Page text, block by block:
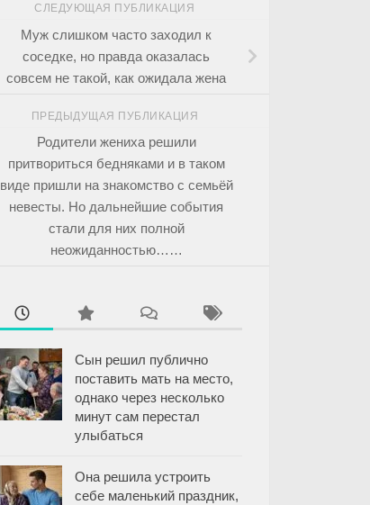
СЛЕДУЮЩАЯ ПУБЛИКАЦИЯ
Муж слишком часто заходил к
соседке, но правда оказалась
совсем не такой, как ожидала жена
ПРЕДЫДУЩАЯ ПУБЛИКАЦИЯ
Родители жениха решили
притвориться бедняками и в таком
виде пришли на знакомство с семьёй
невесты. Но дальнейшие события
стали для них полной
неожиданностью……
Сын решил публично
поставить мать на место,
однако через несколько
минут сам перестал
улыбаться
Она решила устроить
себе маленький праздник,